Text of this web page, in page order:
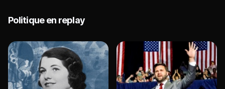
Politique en replay